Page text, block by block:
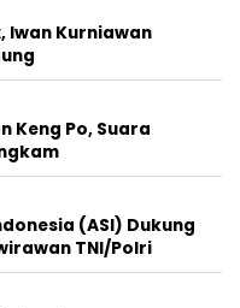
Iwan Kurniawan
Keng Po, Suara
(ASI) Dukung
TNI/Polri